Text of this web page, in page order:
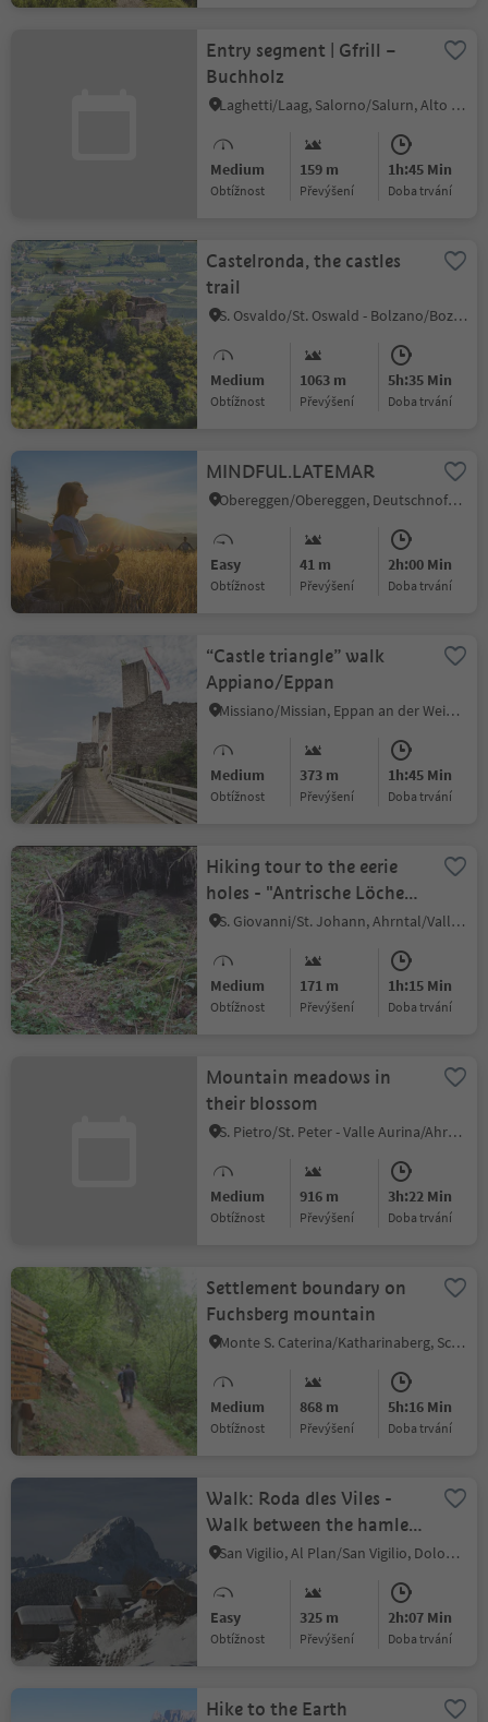
Entry segment | Gfrill –
Buchholz
Laghetti/Laag, Salorno/Salurn, Alto Adige Wine Road
Medium
Obtížnost
159 m
Převýšení
1h:45 Min
doba trvání
Castelronda, the castles
trail
S. Osvaldo/St. Oswald - Bolzano/Bozen, Bolzano/Bozen, Bolzano/Bozen and environs
Medium
Obtížnost
1063 m
Převýšení
5h:35 Min
doba trvání
MINDFUL.LATEMAR
Obereggen/Obereggen, Deutschnofen/Nova Ponente, Dolomites Region Eggental
Easy
Obtížnost
41 m
Převýšení
2h:00 Min
doba trvání
“Castle triangle” walk
Appiano/Eppan
Missiano/Missian, Eppan an der Weinstaße/Appiano sulla Strada del Vino, Alto Adige Wine Road
Medium
Obtížnost
373 m
Převýšení
1h:45 Min
doba trvání
Hiking tour to the eerie
holes - "Antrische Löcher"
Luttach/Lutago
S. Giovanni/St. Johann, Ahrntal/Valle Aurina, Ahrntal/Valle Aurina
Medium
Obtížnost
171 m
Převýšení
1h:15 Min
doba trvání
Mountain meadows in
their blossom
S. Pietro/St. Peter - Valle Aurina/Ahrntal, Sand in Taufers/Campo Tures, Ahrntal/Valle Aurina
Medium
Obtížnost
916 m
Převýšení
3h:22 Min
doba trvání
Settlement boundary on
Fuchsberg mountain
Monte S. Caterina/Katharinaberg, Schnals/Senales, Vinschgau/Val Venosta
Medium
Obtížnost
868 m
Převýšení
5h:16 Min
doba trvání
Walk: Roda dles Viles -
Walk between the hamlets
(B)
San Vigilio, Al Plan/San Vigilio, Dolomites Region Kronplatz/Plan de Corones
Easy
Obtížnost
325 m
Převýšení
2h:07 Min
doba trvání
Hike to the Earth